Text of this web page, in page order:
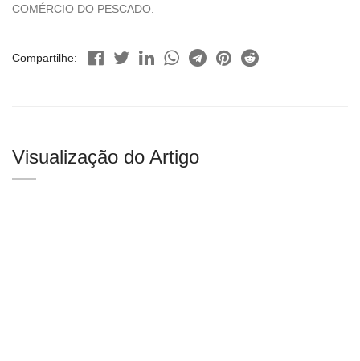
COMÉRCIO DO PESCADO.
Compartilhe:
Visualização do Artigo